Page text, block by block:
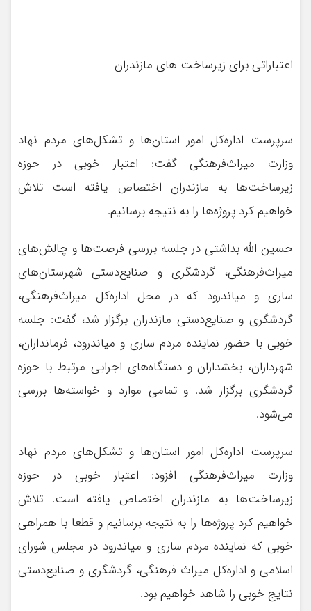
اعتباراتی برای زیرساخت های مازندران
سرپرست اداره‌کل امور استان‌ها و تشکل‌های مردم نهاد
وزارت میراث‌فرهنگی گفت: اعتبار خوبی در حوزه
زیرساخت‌ها به مازندران اختصاص یافته است تلاش
خواهیم کرد پروژه‌ها را به نتیجه برسانیم.
حسین الله بداشتی در جلسه بررسی فرصت‌ها و چالش‌های
میراث‌فرهنگی، گردشگری و صنایع‌دستی شهرستان‌های
ساری و میاندرود که در محل اداره‌کل میراث‌فرهنگی،
گردشگری و صنایع‌دستی مازندران برگزار شد، گفت: جلسه
خوبی با حضور نماینده مردم ساری و میاندرود، فرمانداران،
شهرداران، بخشداران و دستگاه‌های اجرایی مرتبط با حوزه
گردشگری برگزار شد. و تمامی موارد و خواسته‌ها بررسی
می‌شود.
سرپرست اداره‌کل امور استان‌ها و تشکل‌های مردم نهاد
وزارت میراث‌فرهنگی افزود: اعتبار خوبی در حوزه
زیرساخت‌ها به مازندران اختصاص یافته است. تلاش
خواهیم کرد پروژه‌ها را به نتیجه برسانیم و قطعا با همراهی
خوبی که نماینده مردم ساری و میاندرود در مجلس شورای
اسلامی و اداره‌کل میراث فرهنگی، گردشگری و صنایع‌دستی
نتایج خوبی را شاهد خواهیم بود.